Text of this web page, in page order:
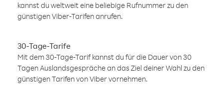
kannst du weltweit eine beliebige Rufnummer zu den
günstigen Viber-Tarifen anrufen.
30-Tage-Tarife
Mit dem 30-Tage-Tarif kannst du für die Dauer von 30
Tagen Auslandsgespräche an das Ziel deiner Wahl zu den
günstigen Tarifen von Viber vornehmen.